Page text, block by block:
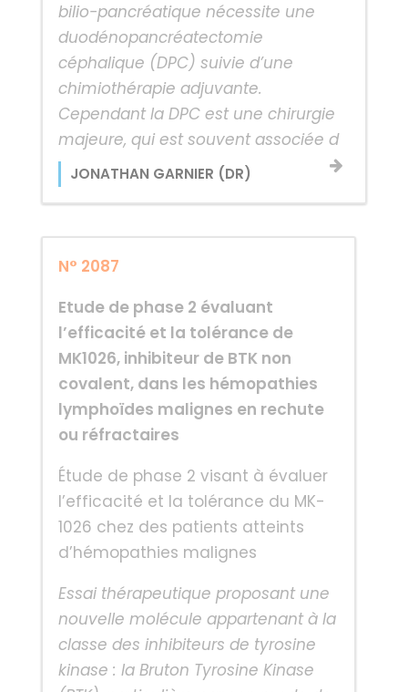
bilio-pancréatique nécessite une
duodénopancréatectomie
céphalique (DPC) suivie d’une
chimiothérapie adjuvante.
Cependant la DPC est une chirurgie
majeure, qui est souvent associée d
JONATHAN GARNIER (DR)
N° 2087
Etude de phase 2 évaluant
l’efficacité et la tolérance de
MK1026, inhibiteur de BTK non
covalent, dans les hémopathies
lymphoïdes malignes en rechute
ou réfractaires
Étude de phase 2 visant à évaluer
l’efficacité et la tolérance du MK-
1026 chez des patients atteints
d’hémopathies malignes
Essai thérapeutique proposant une
nouvelle molécule appartenant à la
classe des inhibiteurs de tyrosine
kinase : la Bruton Tyrosine Kinase